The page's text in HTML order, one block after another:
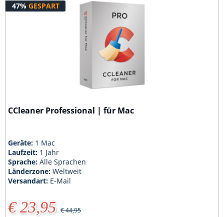
47% GESPART
CCleaner Professional | für Mac
Geräte: 1 Mac
Laufzeit: 1 Jahr
Sprache:Alle Sprachen
Länderzone:Weltweit
Versandart: E-Mail
€ 23,95 € 44,95